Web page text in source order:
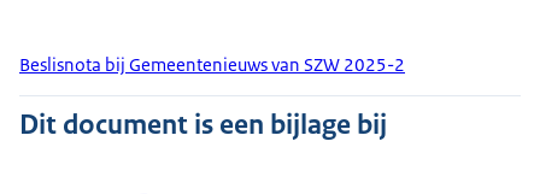
Beslisnota bij Gemeentenieuws van SZW 2025-2
Dit document is een bijlage bij